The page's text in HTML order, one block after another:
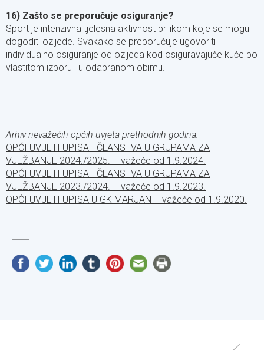
16) Zašto se preporučuje osiguranje?
Sport je intenzivna tjelesna aktivnost prilikom koje se mogu
dogoditi ozljede. Svakako se preporučuje ugovoriti
individualno osiguranje od ozljeda kod osiguravajuće kuće po
vlastitom izboru i u odabranom obimu.
Arhiv nevažećih općih uvjeta prethodnih godina:
OPĆI UVJETI UPISA I ČLANSTVA U GRUPAMA ZA
VJEŽBANJE 2024./2025. – važeće od 1.9.2024.
OPĆI UVJETI UPISA I ČLANSTVA U GRUPAMA ZA
VJEŽBANJE 2023./2024. – važeće od 1.9.2023.
OPĆI UVJETI UPISA U GK MARJAN – važeće od 1.9.2020.